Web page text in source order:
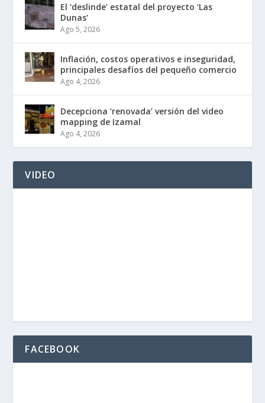
El ‘deslinde’ estatal del proyecto ‘Las
Dunas’
Ago 5, 2026
Inflación, costos operativos e inseguridad,
principales desafíos del pequeño comercio
Ago 4, 2026
Decepciona ‘renovada’ versión del video
mapping de Izamal
Ago 4, 2026
VIDEO
FACEBOOK